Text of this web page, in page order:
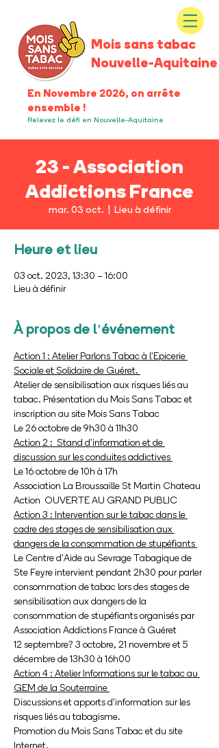
Mois sans tabac
Nouvelle-Aquitaine
En Novembre 2026, on arrête
ensemble !
Relevez le défi en Nouvelle-Aquitaine
23 - Association
Addictions France
mar. 03 oct.
  |
Lieu à définir
Heure et lieu
03 oct. 2023, 13:30 – 16:00
Lieu à définir
À propos de l'événement
Action 1 : Atelier Parlons Tabac à l'Epicerie
Sociale et Solidaire de Guéret.
Atelier de sensibilisation aux risques liés au
tabac. Présentation du Mois Sans Tabac et
inscription au site Mois Sans Tabac
Le 26 octobre de 9h30 à 11h30
Action 2 :  Stand d'information et de
discussion sur les conduites addictives
Le 16 octobre de 10h à 17h
Association La Broussaille St Martin Chateau
Action  OUVERTE AU GRAND PUBLIC
Action 3 : Intervention sur le tabac dans le
cadre des stages de sensibilisation aux
dangers de la consommation de stupéfiants
Le Centre d'Aide au Sevrage Tabagique de
Ste Feyre intervient pendant 2h30 pour parler
consommation de tabac lors des stages de
sensibilisation aux dangers de la
consommation de stupéfiants organisés par
Association Addictions France à Guéret
12 septembre? 3 octobre, 21 novembre et 5
décembre de 13h30 à 16h00
Action 4 : Atelier Informations sur le tabac au
GEM de la Souterraine
Discussions et apports d'information sur les
risques liés au tabagisme.
Promotion du Mois Sans Tabac et du site
Internet.